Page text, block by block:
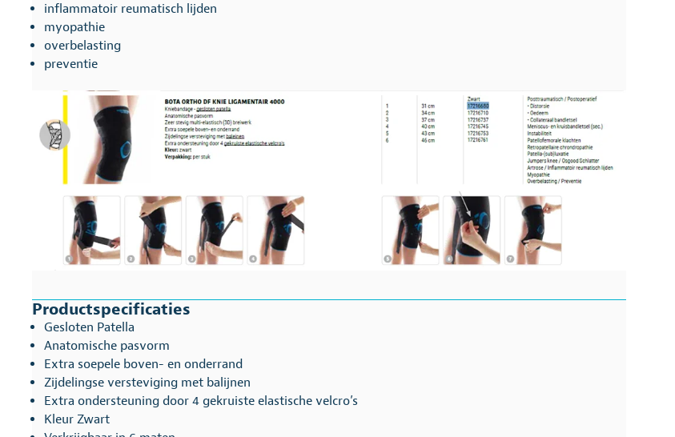
inflammatoir reumatisch lijden
myopathie
overbelasting
preventie
Productspecificaties
Gesloten Patella
Anatomische pasvorm
Extra soepele boven- en onderrand
Zijdelingse versteviging met balijnen
Extra ondersteuning door 4 gekruiste elastische velcro’s
Kleur Zwart